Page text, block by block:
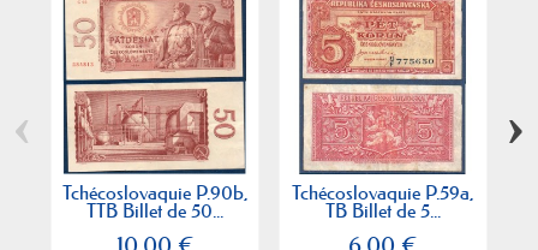
Tchécoslovaquie P.90b,
TTB Billet de 50...
Tchécoslovaquie P.59a,
TB Billet de 5...
‹ ›